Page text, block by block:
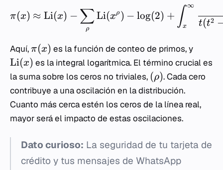
π(x) ≈ Li(x) −
ρ
∑ Li(xρ ) − log(2) + ∫x
∞
t(t2
Aquí, π(x) es la función de conteo de primos, y
Li(x) es la integral logarítmica. El término crucial es
la suma sobre los ceros no triviales, (ρ). Cada cero
contribuye a una oscilación en la distribución.
Cuanto más cerca estén los ceros de la línea real,
mayor será el impacto de estas oscilaciones.
Dato curioso: La seguridad de tu tarjeta de
crédito y tus mensajes de WhatsApp